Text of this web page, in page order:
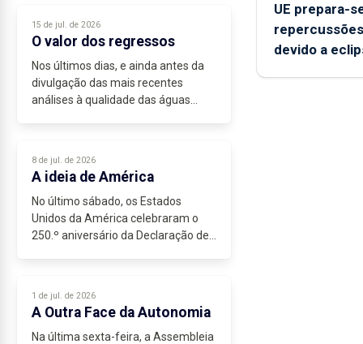
onze,...
15 de jul. de 2026
O valor dos regressos
Nos últimos dias, e ainda antes da
divulgação das mais recentes
análises à qualidade das águas
autoridades...
8 de jul. de 2026
A ideia de América
No último sábado, os Estados
Unidos da América celebraram o
250.º aniversário da Declaração de
1 de jul. de 2026
A Outra Face da Autonomia
Na última sexta-feira, a Assembleia
UE prepara-
devido a